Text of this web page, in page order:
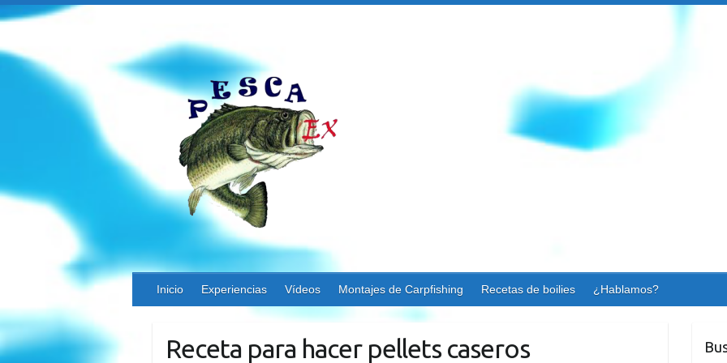
Saltar
contenido
Inicio Experiencias Vídeos Montajes de Carpfishing Recetas de boilies ¿Hablamos?
Receta para hacer pellets caseros